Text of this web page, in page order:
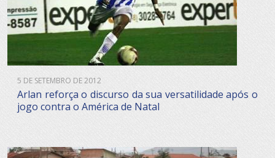
5 DE SETEMBRO DE 2012
Arlan reforça o discurso da sua versatilidade após o
jogo contra o América de Natal